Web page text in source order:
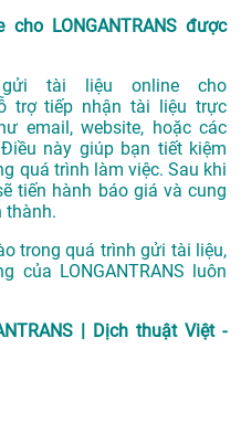
LONGANTRANS được
tài liệu online cho
trợ tiếp nhận tài liệu trực
email, website, hoặc các
này giúp bạn tiết kiệm
quá trình làm việc. Sau khi
tiến hành báo giá và cung
thành.
trong quá trình gửi tài liệu,
của LONGANTRANS luôn
| Dịch thuật Việt -